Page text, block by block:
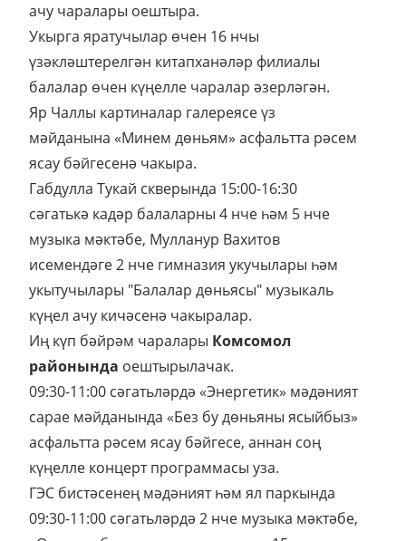
ачу чаралары оештыра.
Укырга яратучылар өчен 16 нчы
үзәкләштерелгән китапханәләр филиалы
балалар өчен күңелле чаралар әзерләгән.
Яр Чаллы картиналар галереясе үз
мәйданына «Минем дөньям» асфальтта рәсем
ясау бәйгесенә чакыра.
Габдулла Тукай скверында 15:00-16:30
сәгатькә кадәр балаларны 4 нче һәм 5 нче
музыка мәктәбе, Мулланур Вахитов
исемендәге 2 нче гимназия укучылары һәм
укытучылары "Балалар дөньясы" музыкаль
күңел ачу кичәсенә чакыралар.
Иң күп бәйрәм чаралары Комсомол
районында оештырылачак.
09:30-11:00 сәгатьләрдә «Энергетик» мәдәният
сарае мәйданында «Без бу дөньяны ясыйбыз»
асфальтта рәсем ясау бәйгесе, аннан соң
күңелле концерт программасы уза.
ГЭС бистәсенең мәдәният һәм ял паркында
09:30-11:00 сәгатьләрдә 2 нче музыка мәктәбе,